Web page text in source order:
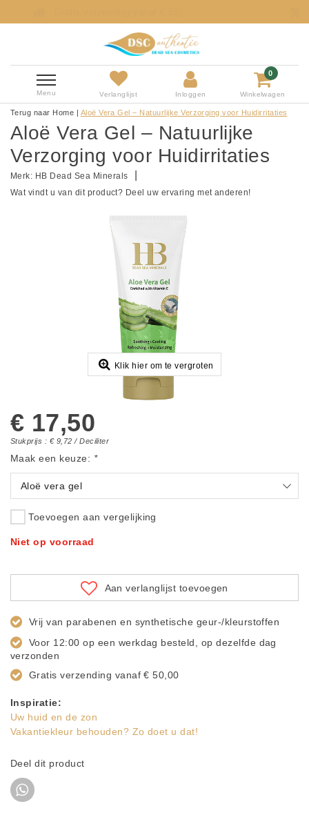
Menu Verlanglijst Inloggen
0
Winkelwagen
Terug naar Home | Aloë Vera Gel – Natuurlijke Verzorging voor Huidirritaties
Aloë Vera Gel – Natuurlijke
Verzorging voor Huidirritaties
Merk: HB Dead Sea Minerals
Wat vindt u van dit product? Deel uw ervaring met anderen!
Klik hier om te vergroten
€ 17,50
Stukprijs : € 9,72 / Deciliter
Maak een keuze: *
Aloë vera gel
Toevoegen aan vergelijking
Niet op voorraad
Aan verlanglijst toevoegen
Vrij van parabenen en synthetische geur-/kleurstoffen
Voor 12:00 op een werkdag besteld, op dezelfde dag
verzonden
Gratis verzending vanaf € 50,00
Inspiratie:
Uw huid en de zon
Vakantiekleur behouden? Zo doet u dat!
Deel dit product